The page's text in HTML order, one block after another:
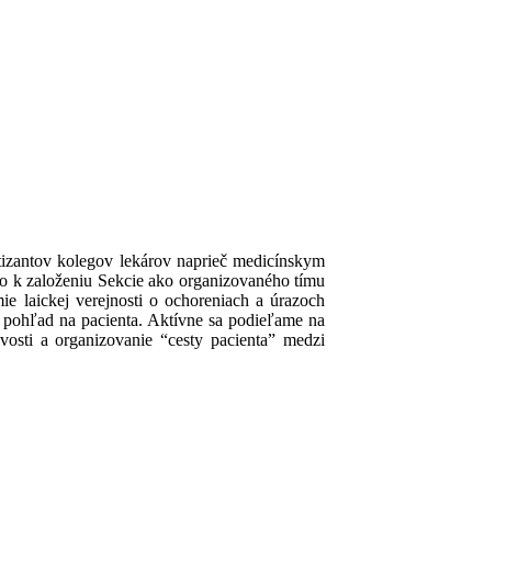
kolegov lekárov naprieč medicínskym
založeniu Sekcie ako organizovaného tímu
laickej verejnosti o ochoreniach a úrazoch
na pacienta. Aktívne sa podieľame na
a organizovanie “cesty pacienta” medzi